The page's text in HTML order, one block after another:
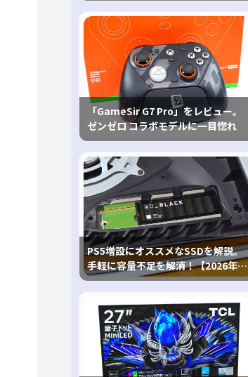
「GameSir G7 Pro」をレビュー。
ゼンゼロ コラボモデルに一目惚れ
PS5増設にオススメなSSDを解説。
手軽に容量不足を解消！【2026年最
新、PS5 Proにも対応】